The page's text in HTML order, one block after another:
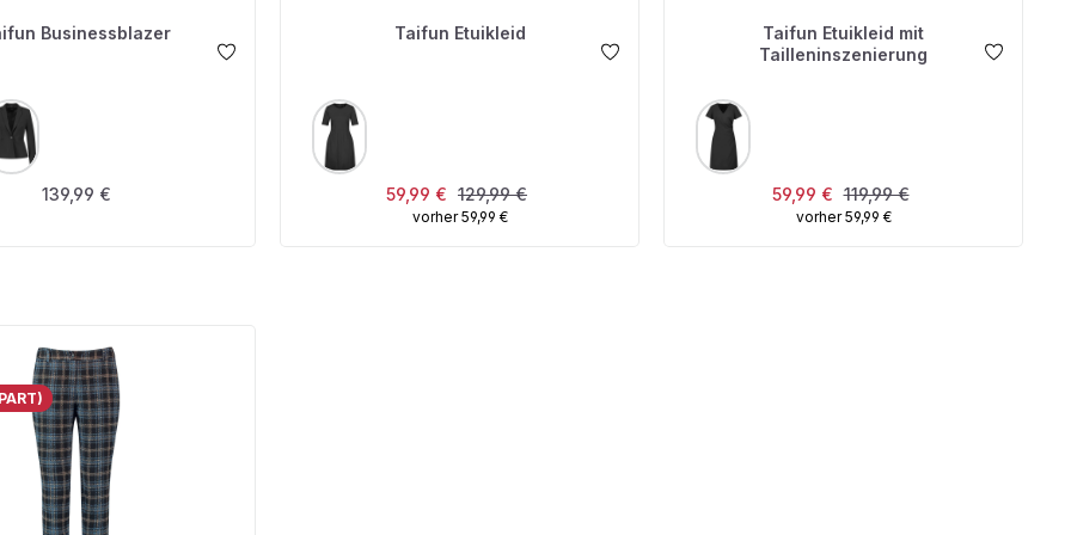
Businessblazer
Regulärer Preis:
139,99 €
Taifun Etuikleid
FARBE
Verkaufspreis:
59,99 € Regulärer Preis:
129,99 €
vorher 59,99 €
Taifun Etuikleid mit
Tailleninszenierung
FARBE
Verkaufspreis:
59,99 € Regulärer Preis:
119,99 €
vorher 59,99 €